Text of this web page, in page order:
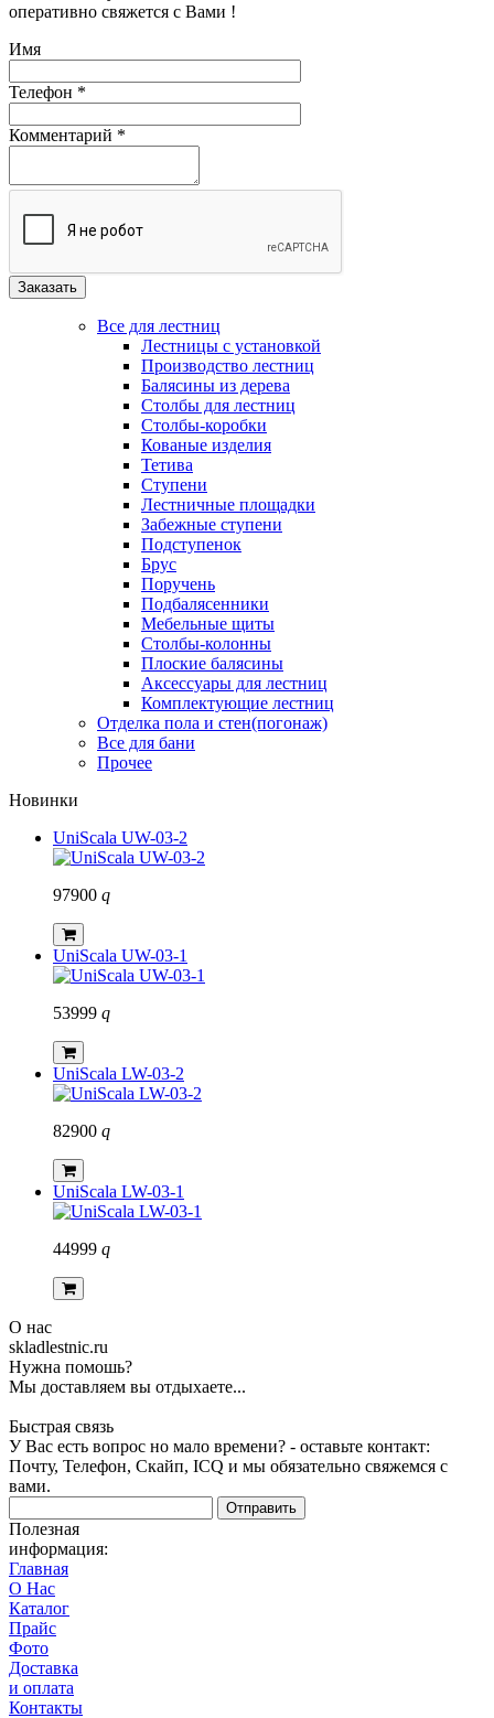
оперативно свяжется с Вами !
Имя
Телефон *
Комментарий *
Все для лестниц
Лестницы с установкой
Производство лестниц
Балясины из дерева
Столбы для лестниц
Столбы-коробки
Кованые изделия
Тетива
Ступени
Лестничные площадки
Забежные ступени
Подступенок
Брус
Поручень
Подбалясенники
Мебельные щиты
Столбы-колонны
Плоские балясины
Аксессуары для лестниц
Комплектующие лестниц
Отделка пола и стен(погонаж)
Все для бани
Прочее
Новинки
UniScala UW-03-2
97900 q
UniScala UW-03-1
53999 q
UniScala LW-03-2
82900 q
UniScala LW-03-1
44999 q
О нас
skladlestnic.ru
Нужна помошь?
Мы доставляем вы отдыхаете...
Быстрая связь
У Вас есть вопрос но мало времени? - оставьте контакт:
Почту, Телефон, Скайп, ICQ и мы обязательно свяжемся с
вами.
Отправить
Полезная
информация:
Главная
О Нас
Каталог
Прайс
Фото
Доставка
и оплата
Контакты